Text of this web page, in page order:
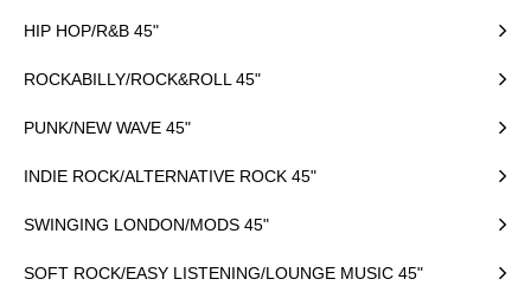
HIP HOP/R&B 45"
ROCKABILLY/ROCK&ROLL 45"
PUNK/NEW WAVE 45"
INDIE ROCK/ALTERNATIVE ROCK 45"
SWINGING LONDON/MODS 45"
SOFT ROCK/EASY LISTENING/LOUNGE MUSIC 45"